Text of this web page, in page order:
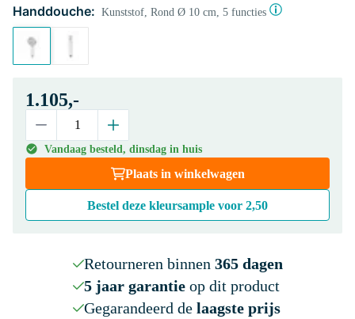
Handdouche: Kunststof, Rond Ø 10 cm, 5 functies
1.105,-
Vandaag besteld, dinsdag in huis
Plaats in winkelwagen
Bestel deze kleursample voor 2,50
Retourneren binnen 365 dagen
5 jaar garantieop dit product
Gegarandeerd de laagste prijs